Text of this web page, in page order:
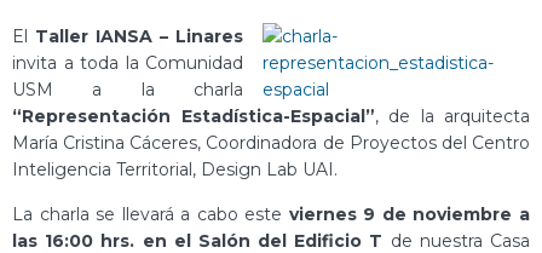
El Taller IANSA – Linares
invita a toda la Comunidad
USM a la charla
“Representación Estadística-Espacial”, de la arquitecta
María Cristina Cáceres, Coordinadora de Proyectos del Centro
Inteligencia Territorial, Design Lab UAI.
La charla se llevará a cabo este viernes 9 de noviembre a
las 16:00 hrs. en el Salón del Edificio T de nuestra Casa